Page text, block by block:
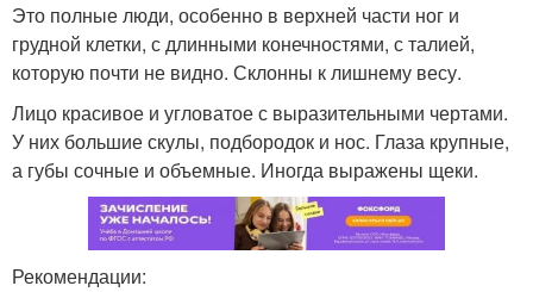
Это полные люди, особенно в верхней части ног и
грудной клетки, с длинными конечностями, с талией,
которую почти не видно. Склонны к лишнему весу.
Лицо красивое и угловатое с выразительными чертами.
У них большие скулы, подбородок и нос. Глаза крупные,
а губы сочные и объемные. Иногда выражены щеки.
Рекомендации: